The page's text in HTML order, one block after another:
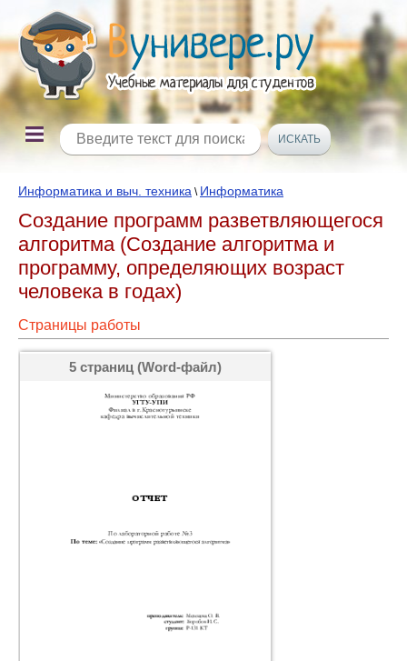
Информатика и выч. техника \ Информатика
Создание программ разветвляющегося
алгоритма (Создание алгоритма и
программу, определяющих возраст
человека в годах)
Страницы работы
5 страниц (Word-файл)